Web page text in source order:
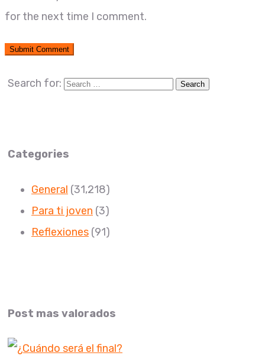
for the next time I comment.
Search for:
Categories
General (31,218)
Para ti joven (3)
Reflexiones (91)
Post mas valorados